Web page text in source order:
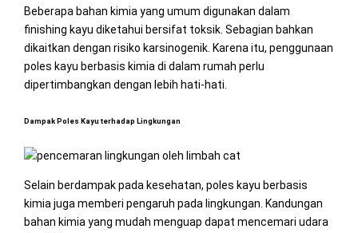
Beberapa bahan kimia yang umum digunakan dalam
finishing kayu diketahui bersifat toksik. Sebagian bahkan
dikaitkan dengan risiko karsinogenik. Karena itu, penggunaan
poles kayu berbasis kimia di dalam rumah perlu
dipertimbangkan dengan lebih hati-hati.
Dampak Poles Kayu terhadap Lingkungan
Selain berdampak pada kesehatan, poles kayu berbasis
kimia juga memberi pengaruh pada lingkungan. Kandungan
bahan kimia yang mudah menguap dapat mencemari udara